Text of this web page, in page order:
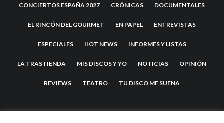
CONCIERTOS ESPAÑA 2027 CRÓNICAS DOCUMENTALES
EL RINCÓN DEL GOURMET EN PAPEL ENTREVISTAS
ESPECIALES HOT NEWS INFORMES Y LISTAS
LA TRASTIENDA MIS DISCOS Y YO NOTICIAS OPINIÓN
REVIEWS TEATRO TU DISCO ME SUENA